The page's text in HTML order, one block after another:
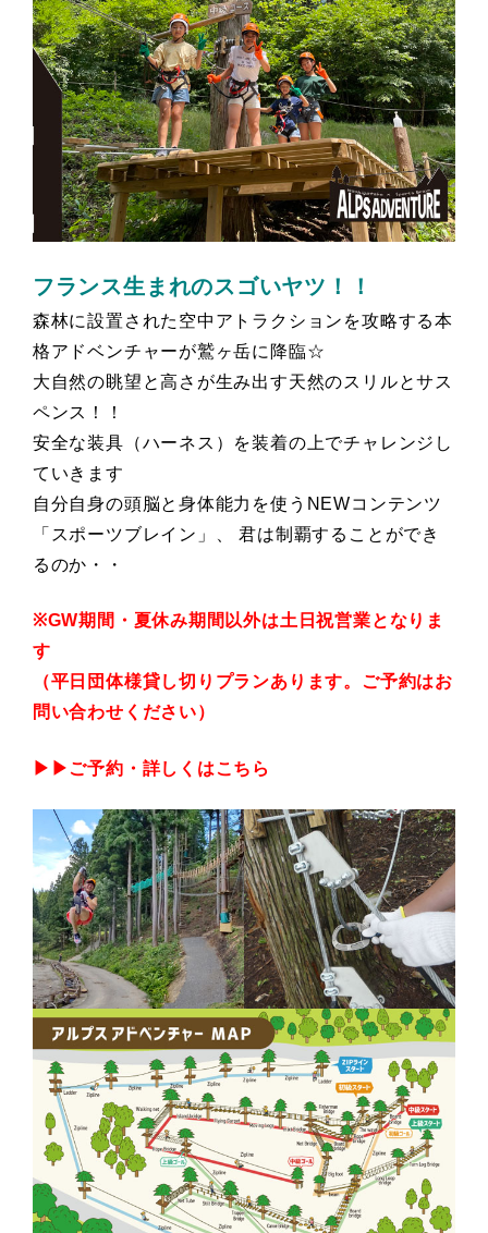
フランス生まれのスゴいヤツ！！
森林に設置された空中アトラクションを攻略する本
格アドベンチャーが鷲ヶ岳に降臨☆
大自然の眺望と高さが生み出す天然のスリルとサス
ペンス！！
安全な装具（ハーネス）を装着の上でチャレンジし
ていきます
自分自身の頭脳と身体能力を使うNEWコンテンツ
「スポーツブレイン」、 君は制覇することができ
るのか・・
※GW期間・夏休み期間以外は土日祝営業となりま
す
（平日団体様貸し切りプランあります。ご予約はお
問い合わせください）
▶▶ご予約・詳しくはこちら